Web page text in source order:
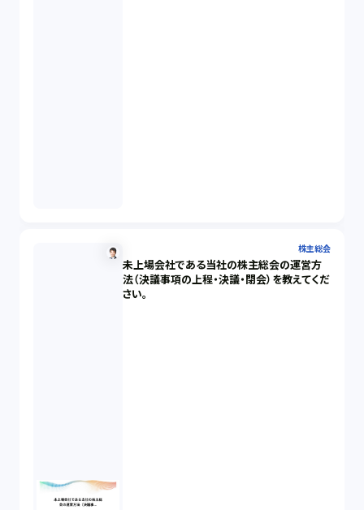
株主総会
未上場会社である当社の株主総会の運営方
法（決議事項の上程・決議・閉会）を教えてくだ
さい。